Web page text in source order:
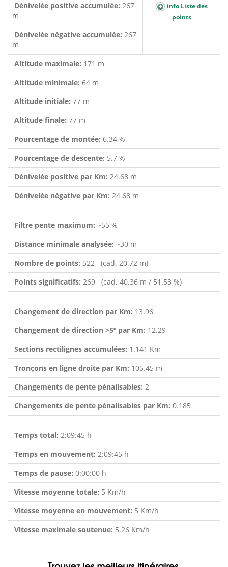
Dénivelée positive accumulée: 267
m
info Liste des
points
Dénivelée négative accumulée: 267
m
Altitude maximale: 171 m
Altitude minimale: 64 m
Altitude initiale: 77 m
Altitude finale: 77 m
Pourcentage de montée: 6.34 %
Pourcentage de descente: 5.7 %
Dénivelée positive par Km: 24.68 m
Dénivelée négative par Km: 24.68 m
Filtre pente maximum: ~55 %
Distance minimale analysée: ~30 m
Nombre de points: 522 (cad. 20.72 m)
Points significatifs: 269 (cad. 40.36 m / 51.53 %)
Changement de direction par Km: 13.96
Changement de direction >5º par Km: 12.29
Sections rectilignes accumulées: 1.141 Km
Tronçons en ligne droite par Km: 105.45 m
Changements de pente pénalisables: 2
Changements de pente pénalisables par Km: 0.185
Temps total: 2:09:45 h
Temps en mouvement: 2:09:45 h
Temps de pause: 0:00:00 h
Vitesse moyenne totale: 5 Km/h
Vitesse moyenne en mouvement: 5 Km/h
Vitesse maximale soutenue: 5.26 Km/h